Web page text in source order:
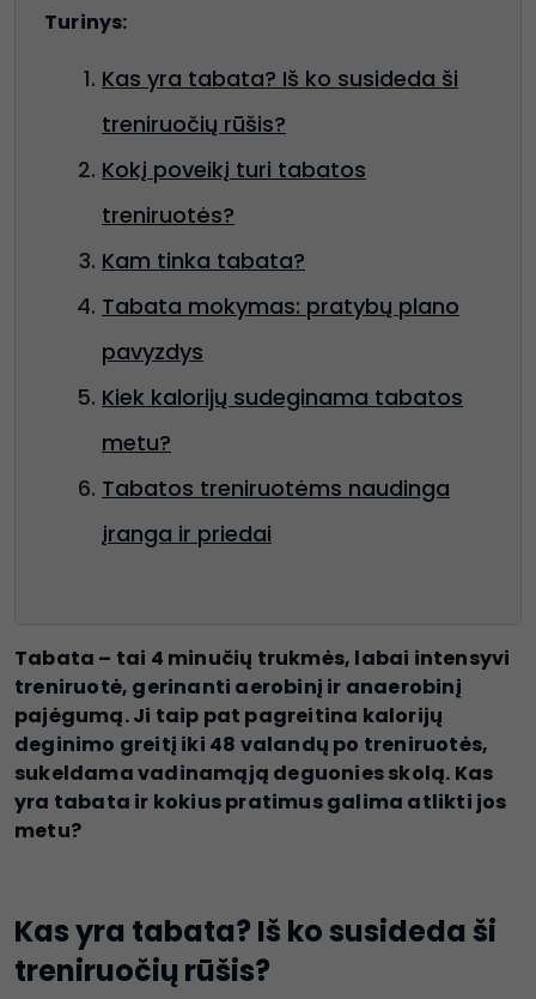
Turinys:
Kas yra tabata? Iš ko susideda ši
treniruočių rūšis?
Kokį poveikį turi tabatos
treniruotės?
Kam tinka tabata?
Tabata mokymas: pratybų plano
pavyzdys
Kiek kalorijų sudeginama tabatos
metu?
Tabatos treniruotėms naudinga
įranga ir priedai
Tabata – tai 4 minučių trukmės, labai intensyvi
treniruotė, gerinanti aerobinį ir anaerobinį
pajėgumą. Ji taip pat pagreitina kalorijų
deginimo greitį iki 48 valandų po treniruotės,
sukeldama vadinamąją deguonies skolą. Kas
yra tabata ir kokius pratimus galima atlikti jos
metu?
Kas yra tabata? Iš ko susideda ši
treniruočių rūšis?